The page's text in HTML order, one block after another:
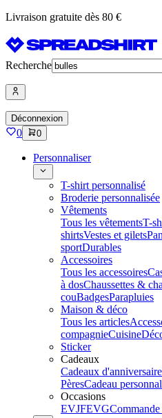
Livraison gratuite dès 80 €
Recherche
Déconnexion
0 0
Personnaliser
T-shirt personnalisé
Broderie personnalisée
Vêtements
Tous les vêtementsT-
shirtsVestes et gilets
sportDurables
Accessoires
Tous les accessoires
à dosChaussettes &
couBadgesParapluies
Maison & déco
Tous les articles
compagnieCuisine
Sticker
Cadeaux
Cadeaux d'anniversaire
PèresCadeau
Occasions
EVJFEVG